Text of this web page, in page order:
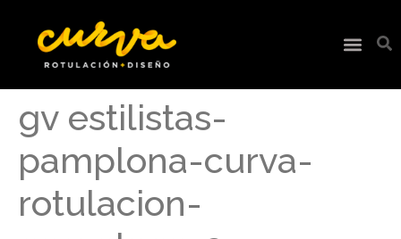
gv estilistas-
pamplona-curva-
rotulacion-